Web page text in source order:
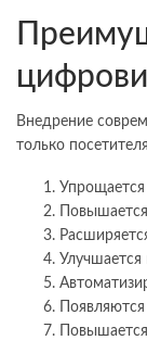
Внедрение
только
Упрощается
Улучшается